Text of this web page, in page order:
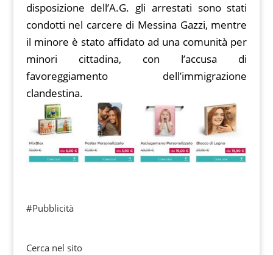
disposizione dell’A.G. gli arrestati sono stati
condotti nel carcere di Messina Gazzi, mentre
il minore è stato affidato ad una comunità per
minori cittadina, con l’accusa di
favoreggiamento dell’immigrazione
clandestina.
#Pubblicità
Cerca nel sito